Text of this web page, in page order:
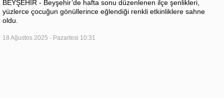
BEYŞEHİR - Beyşehir’de hafta sonu düzenlenen ilçe şenlikleri,
yüzlerce çocuğun gönüllerince eğlendiği renkli etkinliklere sahne
oldu.
18 Ağustos 2025 - Pazartesi 10:31